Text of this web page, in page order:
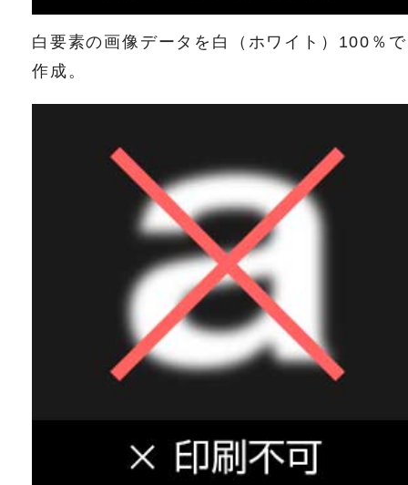
白要素の画像データを白（ホワイト）100％で
作成。